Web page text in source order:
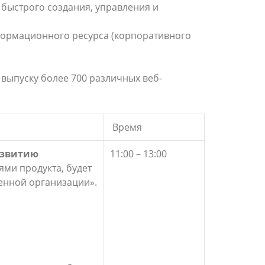
создания, управления и
ресурса (корпоративного
более 700 различных веб-
Время
продукта, будет
организации».
11:00 – 13:00